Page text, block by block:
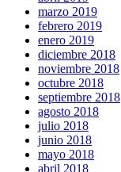
marzo 2019
febrero 2019
enero 2019
diciembre 2018
noviembre 2018
octubre 2018
septiembre 2018
agosto 2018
julio 2018
junio 2018
mayo 2018
abril 2018